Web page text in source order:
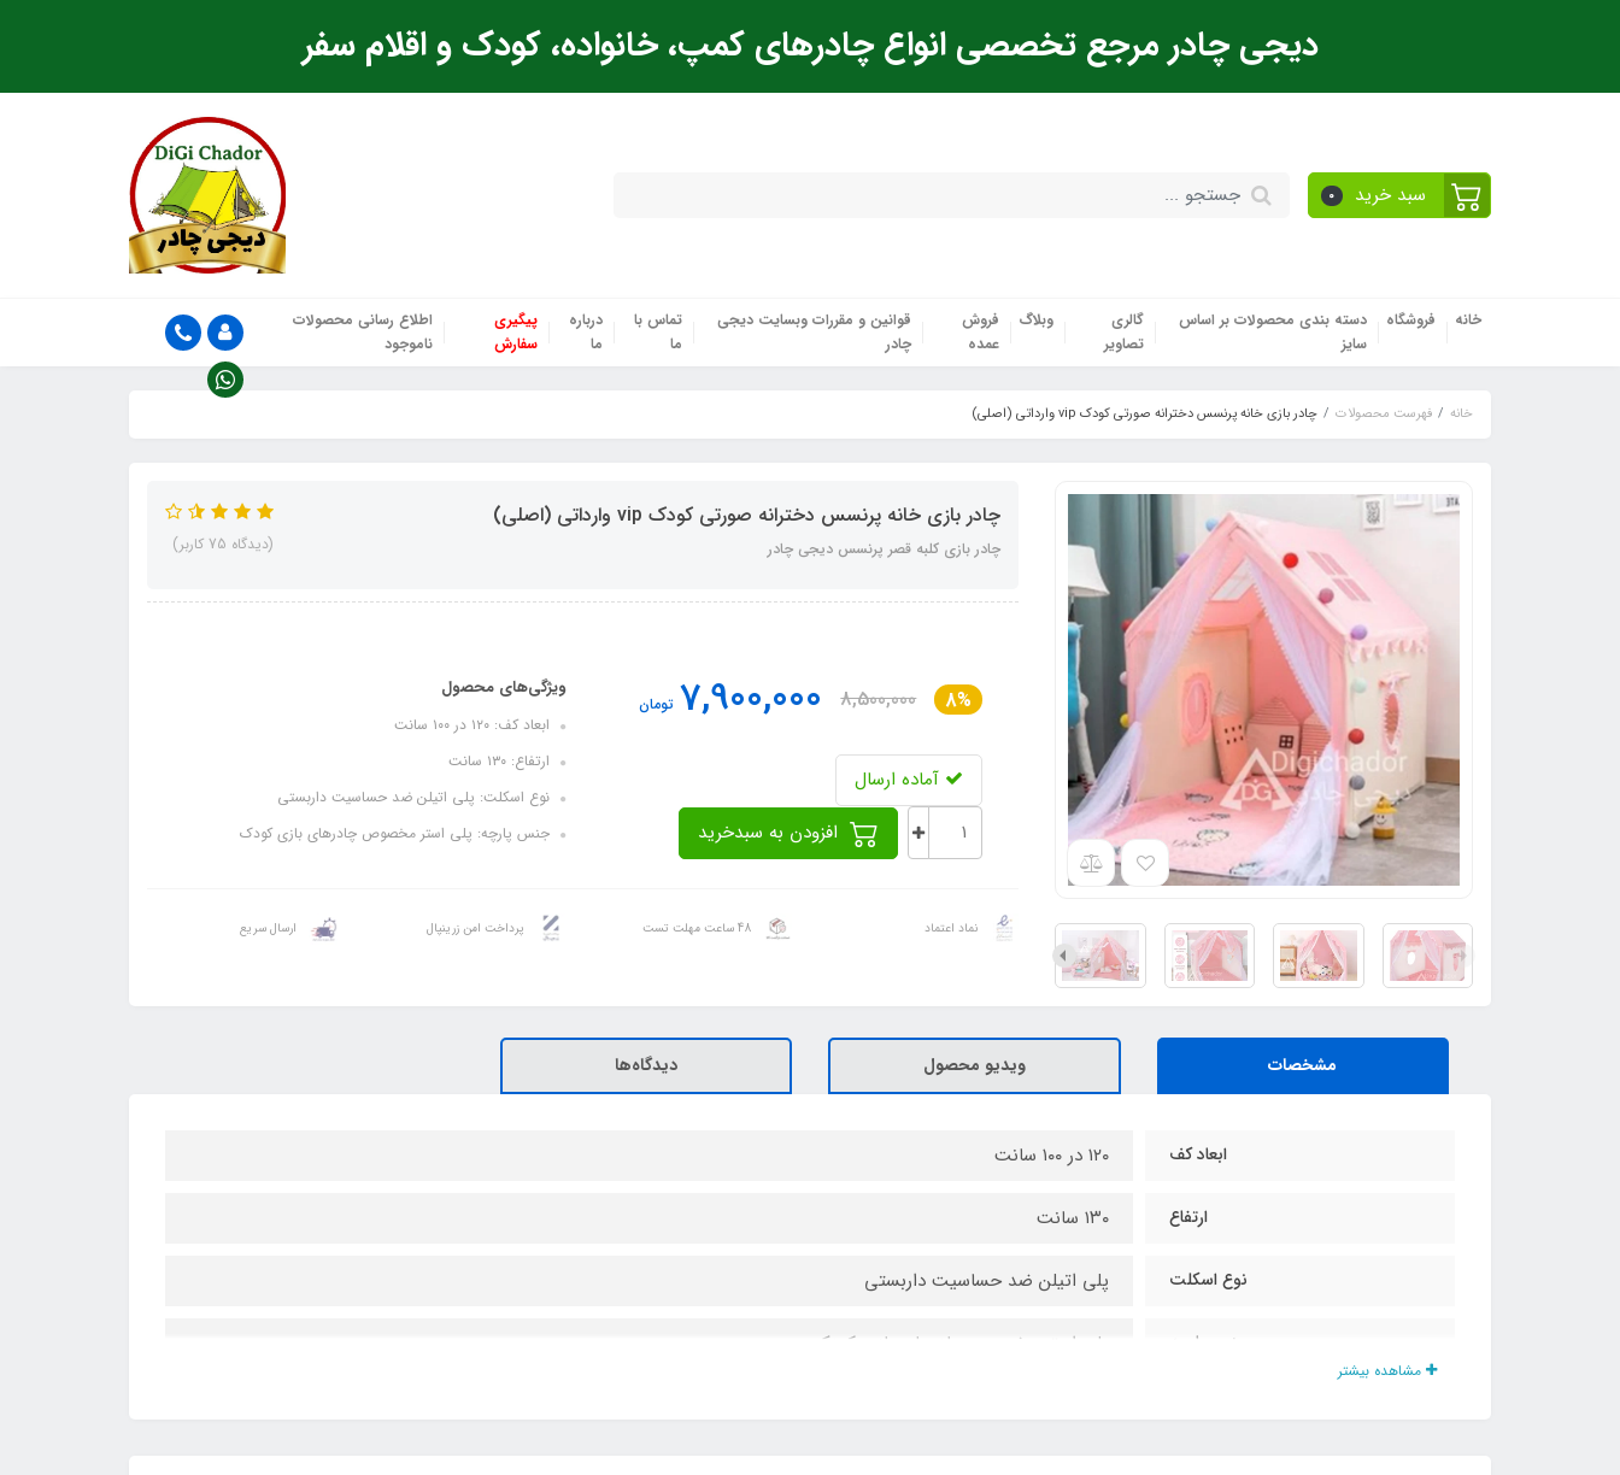
دیجی چادر مرجع تخصصی انواع چادرهای کمپ، خانواده، کودک و اقلام سفر
سبد خرید 0
خانه فروشگاه
دسته بندی محصولات بر اساس
سایز
گالری
تصاویر
وبلاگ
فروش
عمده
قوانین و مقررات وبسایت دیجی
چادر
تماس با
ما
درباره
ما
پیگیری
سفارش
اطلاع رسانی محصولات
ناموجود
خانه فهرست محصولات چادر بازی خانه پرنسس دخترانه صورتی کودک vip وارداتی (اصلی)
چادر بازی خانه پرنسس دخترانه صورتی کودک vip وارداتی (اصلی)
چادر بازی کلبه قصر پرنسس دیجی چادر (دیدگاه 75 کاربر)
8%
8,500,000
7,900,000 تومان
آماده ارسال
ویژگی‌های محصول
ابعاد کف: ۱۲۰ در ۱۰۰ سانت
ارتفاع: ۱۳۰ سانت
نوع اسکلت: پلی اتیلن ضد حساسیت داربستی
جنس پارچه: پلی استر مخصوص چادرهای بازی کودک
نماد اعتماد 48 ساعت مهلت تست پرداخت امن زرینپال ارسال سریع
مشخصات ویدیو محصول دیدگاه‌ها
ابعاد کف ۱۲۰ در ۱۰۰ سانت
ارتفاع ۱۳۰ سانت
نوع اسکلت پلی اتیلن ضد حساسیت داربستی
جنس پارچه پلی استر مخصوص چادرهای بازی کودک
مشاهده بیشتر